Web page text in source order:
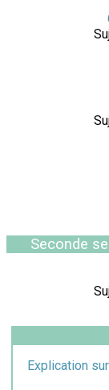
Seconde
Explication